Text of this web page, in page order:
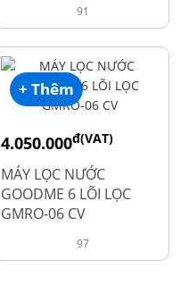
91
+ Thêm
4.050.000đ(VAT)
5.250.000
MÁY LỌC NƯỚC
GOODME 6 LÕI LỌC
GMRO-06 CV
97